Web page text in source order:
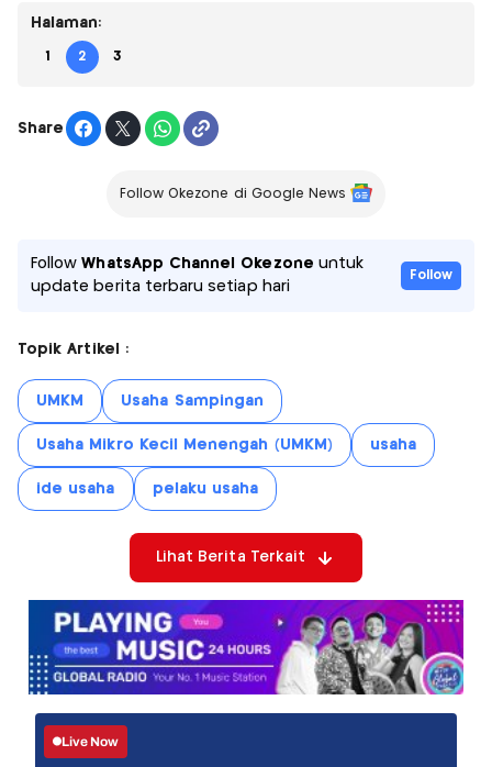
Halaman:
1 2 3
Share
Follow Okezone di Google News
FollowWhatsApp Channel Okezone untuk
update berita terbaru setiap hari
Follow
Topik Artikel :
UMKM Usaha Sampingan
Usaha Mikro Kecil Menengah (UMKM) usaha
ide usaha pelaku usaha
Lihat Berita Terkait
Live Now